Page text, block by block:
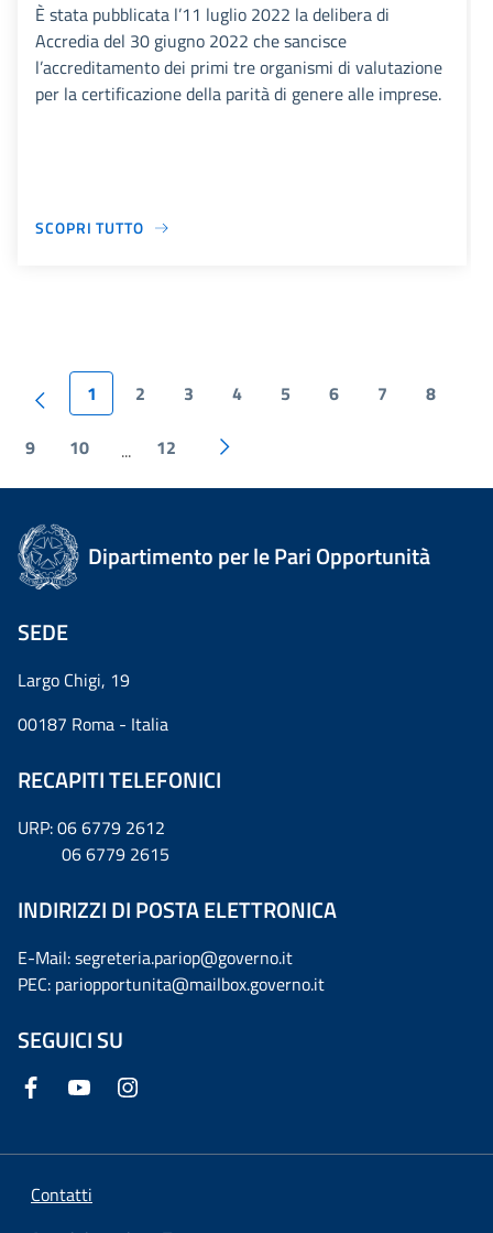
È stata pubblicata l’11 luglio 2022 la delibera di
Accredia del 30 giugno 2022 che sancisce
l’accreditamento dei primi tre organismi di valutazione
per la certificazione della parità di genere alle imprese.
SCOPRI TUTTO
1 2 3 4 5 6 7 8
9 10 ... 12
Dipartimento per le Pari Opportunità
SEDE
Largo Chigi, 19
00187 Roma - Italia
RECAPITI TELEFONICI
URP: 06 6779 2612
06 6779 2615
INDIRIZZI DI POSTA ELETTRONICA
E-Mail: segreteria.pariop@governo.it
PEC: pariopportunita@mailbox.governo.it
SEGUICI SU
Contatti